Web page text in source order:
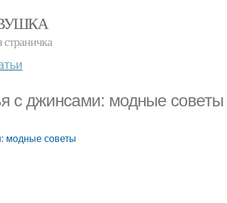
с джинсами: модные советы
модные советы